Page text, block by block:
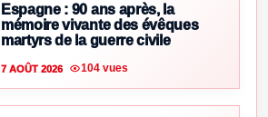
Espagne : 90 ans après, la
mémoire vivante des évêques
martyrs de la guerre civile
7 AOÛT 2026 104 vues